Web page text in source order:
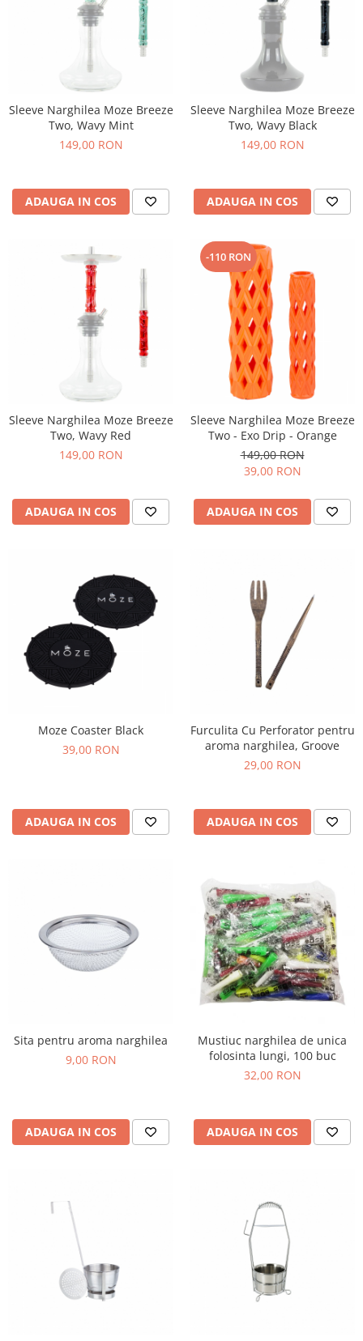
Sleeve Narghilea Moze Breeze
Two, Wavy Mint
149,00 RON
ADAUGA IN COS
Sleeve Narghilea Moze Breeze
Two, Wavy Black
149,00 RON
ADAUGA IN COS
Sleeve Narghilea Moze Breeze
Two, Wavy Red
149,00 RON
ADAUGA IN COS
-110 RON
Sleeve Narghilea Moze Breeze
Two - Exo Drip - Orange
149,00 RON
39,00 RON
ADAUGA IN COS
Moze Coaster Black
39,00 RON
ADAUGA IN COS
Furculita Cu Perforator pentru
aroma narghilea, Groove
29,00 RON
ADAUGA IN COS
Sita pentru aroma narghilea
9,00 RON
ADAUGA IN COS
Mustiuc narghilea de unica
folosinta lungi, 100 buc
32,00 RON
ADAUGA IN COS